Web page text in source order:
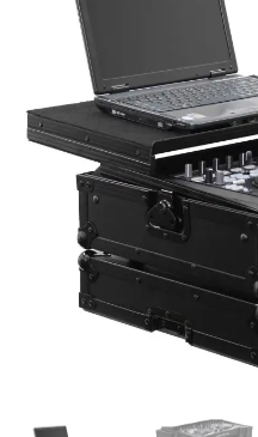
P/DENON
MC3000/6000/6000MK2
C/PLATAFORMA,
BL
cantidad